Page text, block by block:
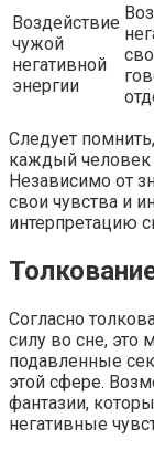
Воздействие
чужой
негативной
энергии
Следует
каждый человек
Независимо от
свои чувства и
интерпретацию
Согласно
силу во сне, это
подавленные
этой сфере.
фантазии,
негативные